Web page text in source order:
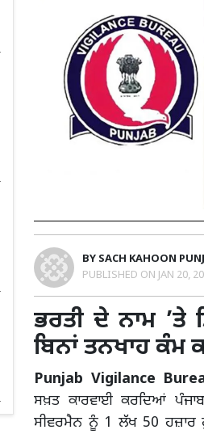
BY SACH KAHOON
PUBLISHED ON JAN 20,
ਭਰਤੀ ਦੇ ਨਾਮ ’ਤੇ
ਬਿਨਾਂ ਤਨਖਾਹ ਕੰਮ
Punjab Vigilance
ਸਖ਼ਤ ਕਾਰਵਾਈ ਕਰਦਿਆਂ
ਸੀਵਰਮੈਨ ਨੂੰ 1 ਲੱਖ 50 ਹਜ਼ਾਰ